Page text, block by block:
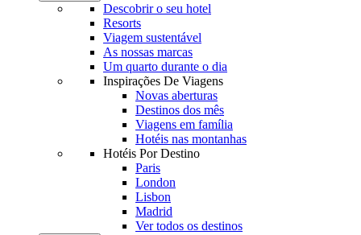
Descobrir o seu hotel
Resorts
Viagem sustentável
As nossas marcas
Um quarto durante o dia
Inspirações De Viagens
Novas aberturas
Destinos dos mês
Viagens em família
Hotéis nas montanhas
Hotéis Por Destino
Paris
London
Lisbon
Madrid
Ver todos os destinos